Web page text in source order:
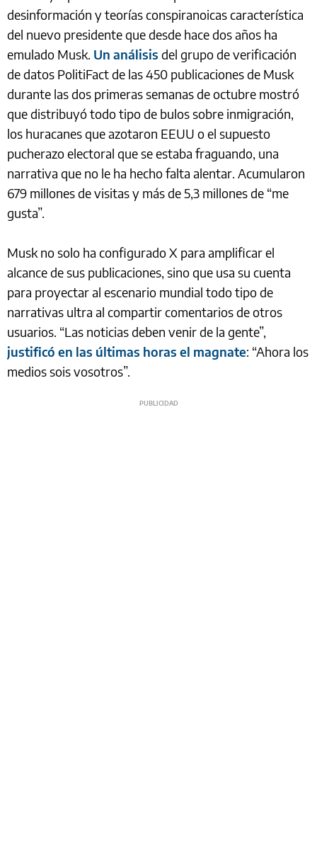
desinformación y teorías conspiranoicas característica
del nuevo presidente que desde hace dos años ha
emulado Musk. Un análisis del grupo de verificación
de datos PolitiFact de las 450 publicaciones de Musk
durante las dos primeras semanas de octubre mostró
que distribuyó todo tipo de bulos sobre inmigración,
los huracanes que azotaron EEUU o el supuesto
pucherazo electoral que se estaba fraguando, una
narrativa que no le ha hecho falta alentar. Acumularon
679 millones de visitas y más de 5,3 millones de “me
gusta”.
Musk no solo ha configurado X para amplificar el
alcance de sus publicaciones, sino que usa su cuenta
para proyectar al escenario mundial todo tipo de
narrativas ultra al compartir comentarios de otros
usuarios. “Las noticias deben venir de la gente”,
justificó en las últimas horas el magnate: “Ahora los
medios sois vosotros”.